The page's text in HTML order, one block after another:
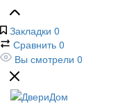
Закладки 0
Сравнить 0
Вы смотрели 0